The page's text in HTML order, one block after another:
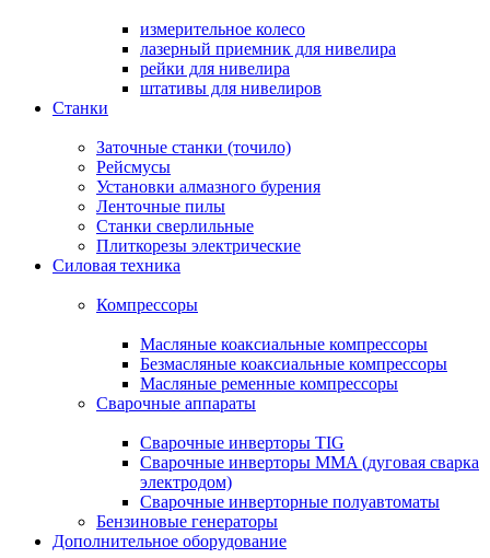
измерительное колесо
лазерный приемник для нивелира
рейки для нивелира
штативы для нивелиров
Станки
Заточные станки (точило)
Рейсмусы
Установки алмазного бурения
Ленточные пилы
Станки сверлильные
Плиткорезы электрические
Силовая техника
Компрессоры
Масляные коаксиальные компрессоры
Безмасляные коаксиальные компрессоры
Масляные ременные компрессоры
Сварочные аппараты
Сварочные инверторы TIG
Сварочные инверторы MMA (дуговая сварка
электродом)
Сварочные инверторные полуавтоматы
Бензиновые генераторы
Дополнительное оборудование